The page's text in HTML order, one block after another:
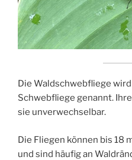
Die Waldschwebfliege
Schwebfliege genannt.
sie unverwechselbar.
Die Fliegen können bis 18
und sind häufig an